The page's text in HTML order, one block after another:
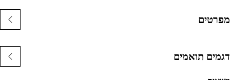
בעלת 7 אשכולות
רטט גבוהים
תואמים